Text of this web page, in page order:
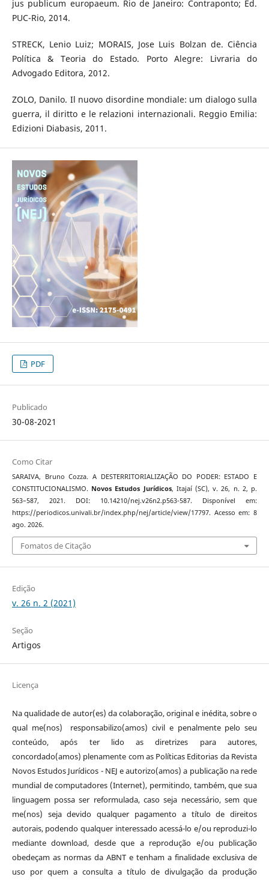
jus publicum europaeum. Rio de Janeiro: Contraponto; Ed.
PUC-Rio, 2014.
STRECK, Lenio Luiz; MORAIS, Jose Luis Bolzan de. Ciência
Política & Teoria do Estado. Porto Alegre: Livraria do
Advogado Editora, 2012.
ZOLO, Danilo. Il nuovo disordine mondiale: um dialogo sulla
guerra, il diritto e le relazioni internazionali. Reggio Emilia:
Edizioni Diabasis, 2011.
PDF
Publicado
30-08-2021
Como Citar
SARAIVA, Bruno Cozza. A DESTERRITORIALIZAÇÃO DO PODER: ESTADO E
CONSTITUCIONALISMO. Novos Estudos Jurí­dicos, Itajaí­ (SC), v. 26, n. 2, p.
563–587, 2021. DOI: 10.14210/nej.v26n2.p563-587. Disponível em:
https://periodicos.univali.br/index.php/nej/article/view/17797. Acesso em: 8
ago. 2026.
Fomatos de Citação
Edição
v. 26 n. 2 (2021)
Seção
Artigos
Licença
Na qualidade de autor(es) da colaboração, original e inédita, sobre o
qual me(nos) responsabilizo(amos) civil e penalmente pelo seu
conteúdo, após ter lido as diretrizes para autores,
concordado(amos) plenamente com as Políticas Editorias da Revista
Novos Estudos Jurídicos - NEJ e autorizo(amos) a publicação na rede
mundial de computadores (Internet), permitindo, também, que sua
linguagem possa ser reformulada, caso seja necessário, sem que
me(nos) seja devido qualquer pagamento a título de direitos
autorais, podendo qualquer interessado acessá-lo e/ou reproduzi-lo
mediante download, desde que a reprodução e/ou publicação
obedeçam as normas da ABNT e tenham a finalidade exclusiva de
uso por quem a consulta a título de divulgação da produção